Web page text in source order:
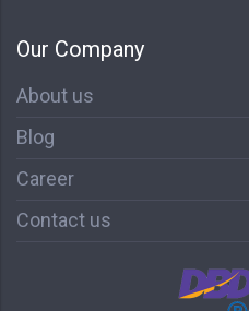
Our Company
About us
Blog
Career
Contact us